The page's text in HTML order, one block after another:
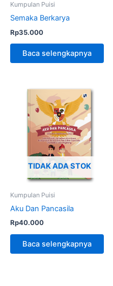
Kumpulan Puisi
Semaka Berkarya
Rp35.000
Baca selengkapnya
TIDAK ADA STOK
Kumpulan Puisi
Aku Dan Pancasila
Rp40.000
Baca selengkapnya